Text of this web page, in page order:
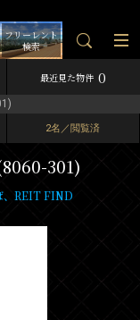
フリーレント
検索
最近見た物件 0
2名／閲覧済
301)
、REIT FIND